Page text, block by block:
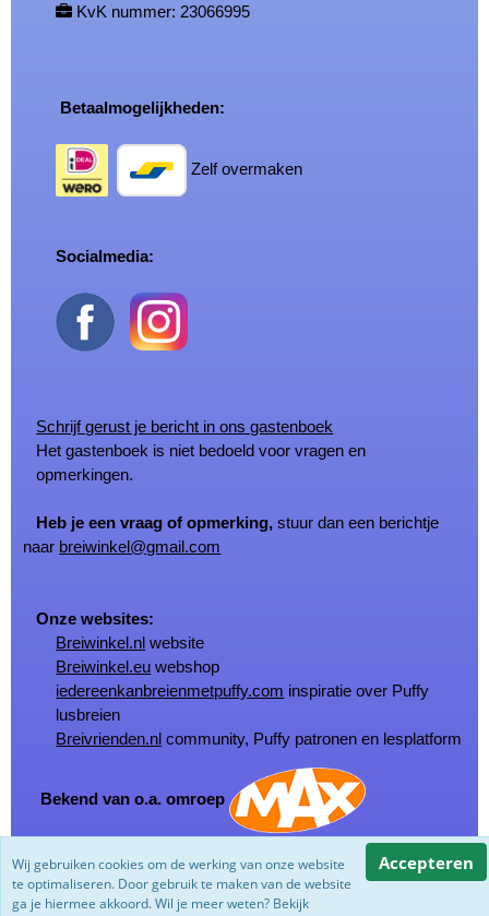
KvK nummer: 23066995
Betaalmogelijkheden:
Zelf overmaken
Socialmedia:
Schrijf gerust je bericht in ons gastenboek
Het gastenboek is niet bedoeld voor vragen en
opmerkingen.
Heb je een vraag of opmerking, stuur dan een berichtje
naar breiwinkel@gmail.com
Onze websites:
Breiwinkel.nl website
Breiwinkel.eu webshop
iedereenkanbreienmetpuffy.com inspiratie over Puffy
lusbreien
Breivrienden.nl community, Puffy patronen en lesplatform
Bekend van o.a. omroep
© Copyright Breiwinkel.nl 2002 - 2026
Powered by
Wij gebruiken cookies om de werking van onze website
te optimaliseren. Door gebruik te maken van de website
ga je hiermee akkoord. Wil je meer weten? Bekijk
Accepteren